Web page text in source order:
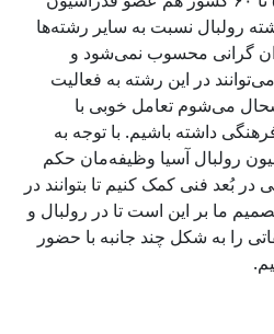
رولبال نسبت به سایر رشته‌ها
گرانی محسوب نمی‌شود و
در این رشته به فعالیت
می‌شوم تعامل خوبی با
داشته باشیم. با توجه به
رولبال آسیا وظیفه‌مان حکم
بُعد فنی کمک کنیم تا بتوانند در
ما بر این است تا در رولبال و
را به شکل چند جانبه با حضور